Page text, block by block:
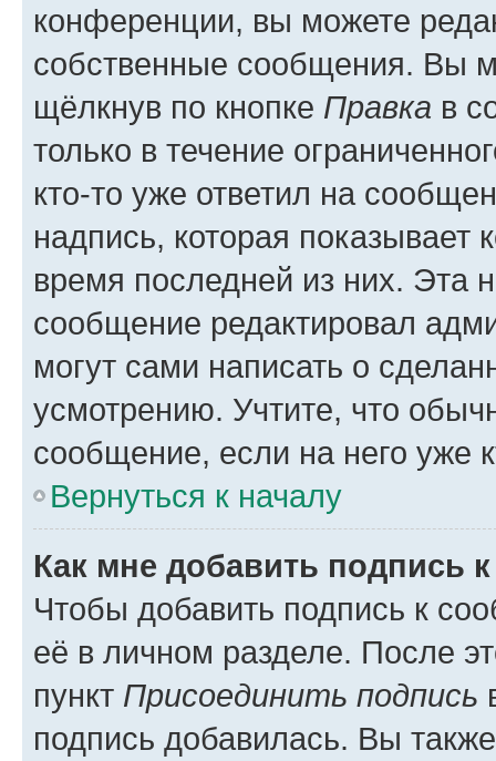
конференции, вы можете
собственные сообщения. Вы
щёлкнув по кнопке Правка в
только в течение
кто-то уже ответил на
надпись, которая показывает
время последней из них. Эта
сообщение редактировал
могут сами написать о
усмотрению. Учтите, что
сообщение, если на него уже
Вернуться к началу
Как мне добавить подпись
Чтобы добавить подпись к
её в личном разделе. После
пункт Присоединить подпись
подпись добавилась. Вы